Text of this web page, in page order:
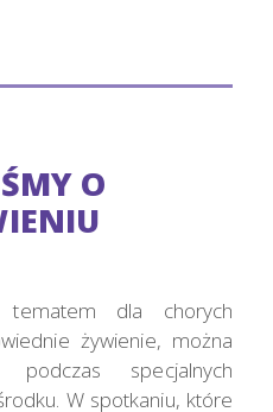
O
dla chorych
żywienie, można
specjalnych
W spotkaniu, które